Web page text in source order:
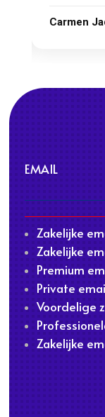
james van
EMAIL
Zakelijke
Zakelijke
Premium
Private
Voordelige
Zakelijke